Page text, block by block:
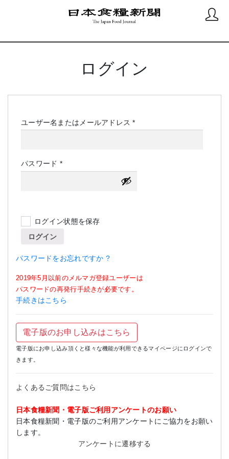
ログイン
ユーザー名またはメールアドレス*必
パスワード *必
須
ログイン状態を保存
ログイン
パスワードをお忘れですか ?
2019年5月以前のメルマガ登録ユーザーは
パスワードの再発行手続きが必要です。
手続きはこちら
電子版のお申し込みはこちら
電子版にお申し込み頂くと様々な機能が利用できるマイページにログインで
きます。
よくあるご質問はこちら
日本食糧新聞・電子版ご利用アンケートのお願い
日本食糧新聞・電子版のご利用アンケートにご協力をお願い
します。
アンケートに遷移する